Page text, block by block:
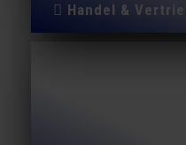
Handel &